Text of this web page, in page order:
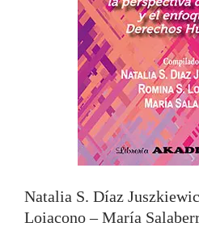
Natalia S. Díaz
Loiacono – María